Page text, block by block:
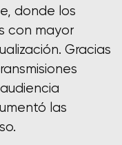
donde los
con mayor
Gracias
las